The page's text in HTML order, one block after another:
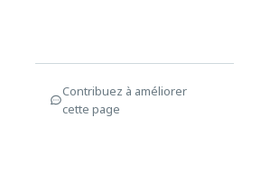
Contribuez à améliorer
cette page